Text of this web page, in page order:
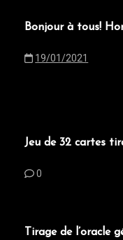
Bonjour à tous!
19/01/2021
Jeu de 32 cartes
0
Tirage de l’oracle